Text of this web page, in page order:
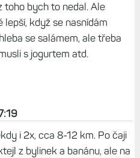
toho bych to nedal. Ale
když se nasnídám
se salámem, ale třeba
s jogurtem atd.
i 2x, cca 8-12 km. Po čaji
z bylinek a banánu, ale na